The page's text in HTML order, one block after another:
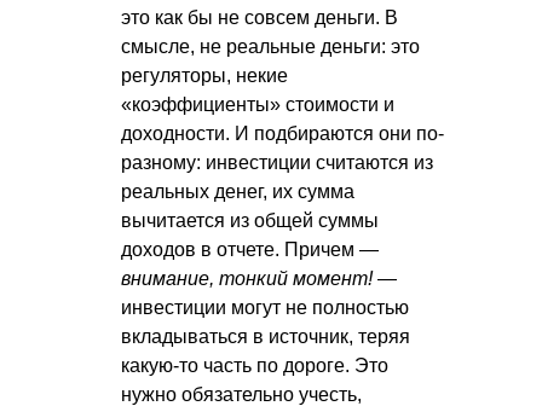
это как бы не совсем деньги. В
смысле, не реальные деньги: это
регуляторы, некие
«коэффициенты» стоимости и
доходности. И подбираются они по-
разному: инвестиции считаются из
реальных денег, их сумма
вычитается из общей суммы
доходов в отчете. Причем —
внимание, тонкий момент!—
инвестиции могут не полностью
вкладываться в источник, теряя
какую-то часть по дороге. Это
нужно обязательно учесть,